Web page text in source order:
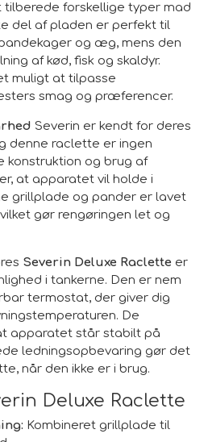
tilberede forskellige typer mad
del af pladen er perfekt til
og æg, mens den
af kød, fisk og skaldyr.
muligt at tilpasse
smag og præferencer.
Severin er kendt for deres
denne raclette er ingen
konstruktion og brug af
at apparatet vil holde i
grillplade og pander er lavet
gør rengøringen let og
Severin Deluxe Raclette er
i tankerne. Den er nem
termostat, der giver dig
De
apparatet står stabilt på
ledningsopbevaring gør det
når den ikke er i brug.
Deluxe Raclette
Kombineret grillplade til